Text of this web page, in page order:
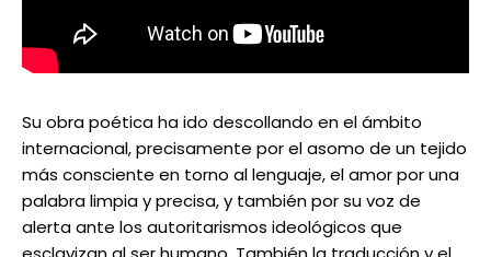
Su obra poética ha ido descollando en el ámbito
internacional, precisamente por el asomo de un tejido
más consciente en torno al lenguaje, el amor por una
palabra limpia y precisa, y también por su voz de
alerta ante los autoritarismos ideológicos que